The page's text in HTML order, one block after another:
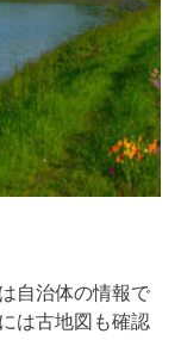
自治体の情報で
は古地図も確認